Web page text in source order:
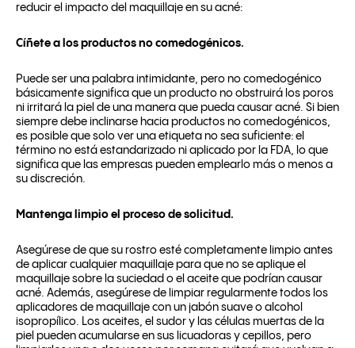
reducir el impacto del maquillaje en su acné:
Cíñete a los productos no comedogénicos.
Puede ser una palabra intimidante, pero no comedogénico
básicamente significa que un producto no obstruirá los poros
ni irritará la piel de una manera que pueda causar acné. Si bien
siempre debe inclinarse hacia productos no comedogénicos,
es posible que solo ver una etiqueta no sea suficiente: el
término no está estandarizado ni aplicado por la FDA, lo que
significa que las empresas pueden emplearlo más o menos a
su discreción.
Mantenga limpio el proceso de solicitud.
Asegúrese de que su rostro esté completamente limpio antes
de aplicar cualquier maquillaje para que no se aplique el
maquillaje sobre la suciedad o el aceite que podrían causar
acné. Además, asegúrese de limpiar regularmente todos los
aplicadores de maquillaje con un jabón suave o alcohol
isopropílico. Los aceites, el sudor y las células muertas de la
piel pueden acumularse en sus licuadoras y cepillos, pero